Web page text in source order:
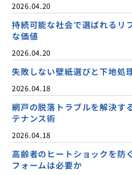
2026.04.20
持続可能な社会で選ばれるリ
な価値
2026.04.20
失敗しない壁紙選びと下地処
2026.04.18
網戸の脱落トラブルを解決す
テナンス術
2026.04.18
高齢者のヒートショックを防
フォームは必要か